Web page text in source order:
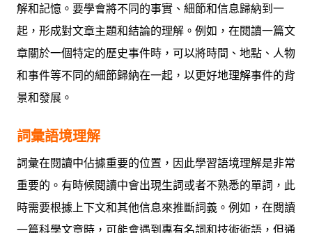
解和記憶。要學會將不同的事實、細節和信息歸納到一
起，形成對文章主題和結論的理解。例如，在閱讀一篇文
章關於一個特定的歷史事件時，可以將時間、地點、人物
和事件等不同的細節歸納在一起，以更好地理解事件的背
景和發展。
詞彙語境理解
詞彙在閱讀中佔據重要的位置，因此學習語境理解是非常
重要的。有時候閱讀中會出現生詞或者不熟悉的單詞，此
時需要根據上下文和其他信息來推斷詞義。例如，在閱讀
一篇科學文章時，可能會遇到專有名詞和技術術語，但通